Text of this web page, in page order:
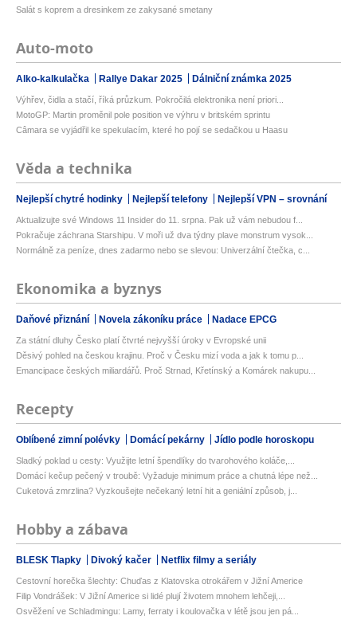
Salát s koprem a dresinkem ze zakysané smetany
Auto-moto
Alko-kalkulačka Rallye Dakar 2025 Dálniční známka 2025
Výhřev, čidla a stačí, říká průzkum. Pokročilá elektronika není priori...
MotoGP: Martin proměnil pole position ve výhru v britském sprintu
Câmara se vyjádřil ke spekulacím, které ho pojí se sedačkou u Haasu
Věda a technika
Nejlepší chytré hodinky Nejlepší telefony Nejlepší VPN – srovnání
Aktualizujte své Windows 11 Insider do 11. srpna. Pak už vám nebudou f...
Pokračuje záchrana Starshipu. V moři už dva týdny plave monstrum vysok...
Normálně za peníze, dnes zadarmo nebo se slevou: Univerzální čtečka, c...
Ekonomika a byznys
Daňové přiznání Novela zákoníku práce Nadace EPCG
Za státní dluhy Česko platí čtvrté nejvyšší úroky v Evropské unii
Děsivý pohled na českou krajinu. Proč v Česku mizí voda a jak k tomu p...
Emancipace českých miliardářů. Proč Strnad, Křetínský a Komárek nakupu...
Recepty
Oblíbené zimní polévky Domácí pekárny Jídlo podle horoskopu
Sladký poklad u cesty: Využijte letní špendlíky do tvarohového koláče,...
Domácí kečup pečený v troubě: Vyžaduje minimum práce a chutná lépe než...
Cuketová zmrzlina? Vyzkoušejte nečekaný letní hit a geniální způsob, j...
Hobby a zábava
BLESK Tlapky Divoký kačer Netflix filmy a seriály
Cestovní horečka šlechty: Chuďas z Klatovska otrokářem v Jižní Americe
Filip Vondrášek: V Jižní Americe si lidé plují životem mnohem lehčeji,...
Osvěžení ve Schladmingu: Lamy, ferraty i koulovačka v létě jsou jen pá...